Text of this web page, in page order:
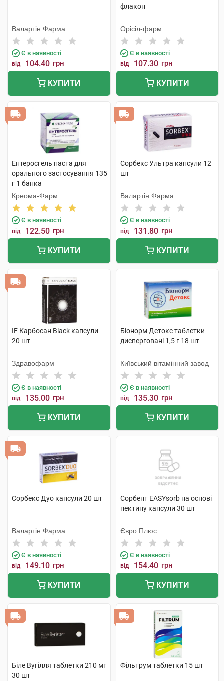
Валартін Фарма
Є в наявності
від 104.40 грн
КУПИТИ
флакон
Орісіл-фарм
Є в наявності
від 107.30 грн
КУПИТИ
Ентеросгель паста для
орального застосування 135
г 1 банка
Креома-Фарм
Є в наявності
від 122.50 грн
КУПИТИ
Сорбекс Ультра капсули 12
шт
Валартін Фарма
Є в наявності
від 131.80 грн
КУПИТИ
IF Карбосан Black капсули
20 шт
Здравофарм
Є в наявності
від 135.00 грн
КУПИТИ
Біонорм Детокс таблетки
дисперговані 1,5 г 18 шт
Київський вітамінний завод
Є в наявності
від 135.30 грн
КУПИТИ
Сорбекс Дуо капсули 20 шт
Валартін Фарма
Є в наявності
від 149.10 грн
КУПИТИ
Сорбент EASYsorb на основі
пектину капсули 30 шт
Євро Плюс
Є в наявності
від 154.40 грн
КУПИТИ
Біле Вугілля таблетки 210 мг
30 шт
Фільтрум таблетки 15 шт